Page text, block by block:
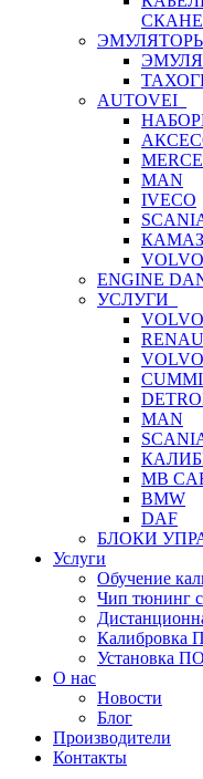
AUTOVEI
MAN
IVECO
КАМАЗ
VOLVO
ENGINE
УСЛУГИ
MAN
MB
BMW
DAF
БЛОКИ
Услуги
Обучение
Чип тюнинг
Калибровка
Установка
О нас
Новости
Блог
Производители
Контакты